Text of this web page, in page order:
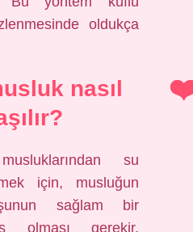
oldukça
nasıl
su
için, musluğun
sağlam bir
olması gerekir.